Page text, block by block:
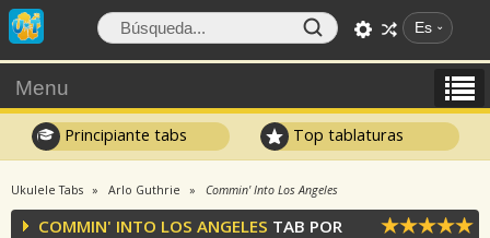
Es
Menu
Principiante tabs Top tablaturas
Ukulele Tabs Arlo Guthrie Commin' Into Los Angeles
COMMIN' INTO LOS ANGELES TAB POR